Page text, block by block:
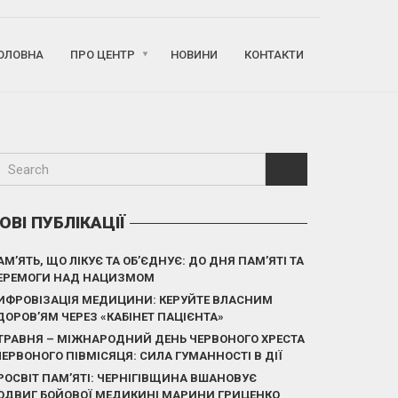
ПРО ЦЕНТР НОВИНИ КОНТАКТИ
ПУБЛІКАЦІЇ
ЩО ЛІКУЄ ТА ОБ’ЄДНУЄ: ДО ДНЯ ПАМ’ЯТІ ТА
НАД НАЦИЗМОМ
МЕДИЦИНИ: КЕРУЙТЕ ВЛАСНИМ
ЧЕРЕЗ «КАБІНЕТ ПАЦІЄНТА»
– МІЖНАРОДНИЙ ДЕНЬ ЧЕРВОНОГО ХРЕСТА
ПІВМІСЯЦЯ: СИЛА ГУМАННОСТІ В ДІЇ
ПАМ’ЯТІ: ЧЕРНІГІВЩИНА ВШАНОВУЄ
БОЙОВОЇ МЕДИКИНІ МАРИНИ ГРИЦЕНКО